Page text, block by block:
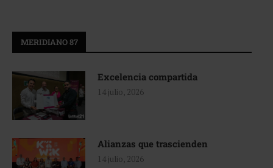
MERIDIANO 87
Excelencia compartida
14 julio, 2026
Alianzas que trascienden
14 julio, 2026